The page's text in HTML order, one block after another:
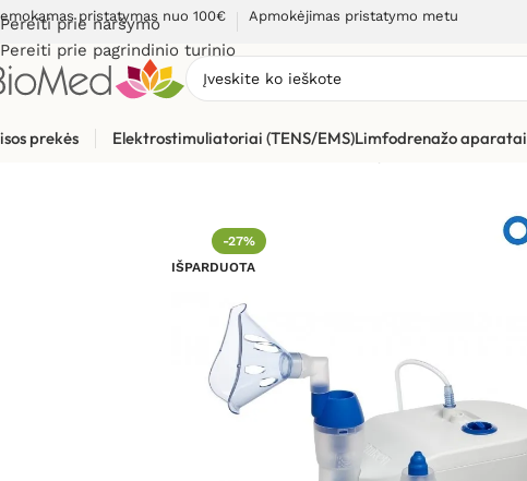
Pereiti prie naršymo
Pereiti prie pagrindinio turinio
pristatymas nuo 100€ Apmokėjimas pristatymo metu
prekės Elektrostimuliatoriai (TENS/EMS)Limfodrenažo aparatai
Sveikatos priežiūrai
-27%
IŠPARDUOTA